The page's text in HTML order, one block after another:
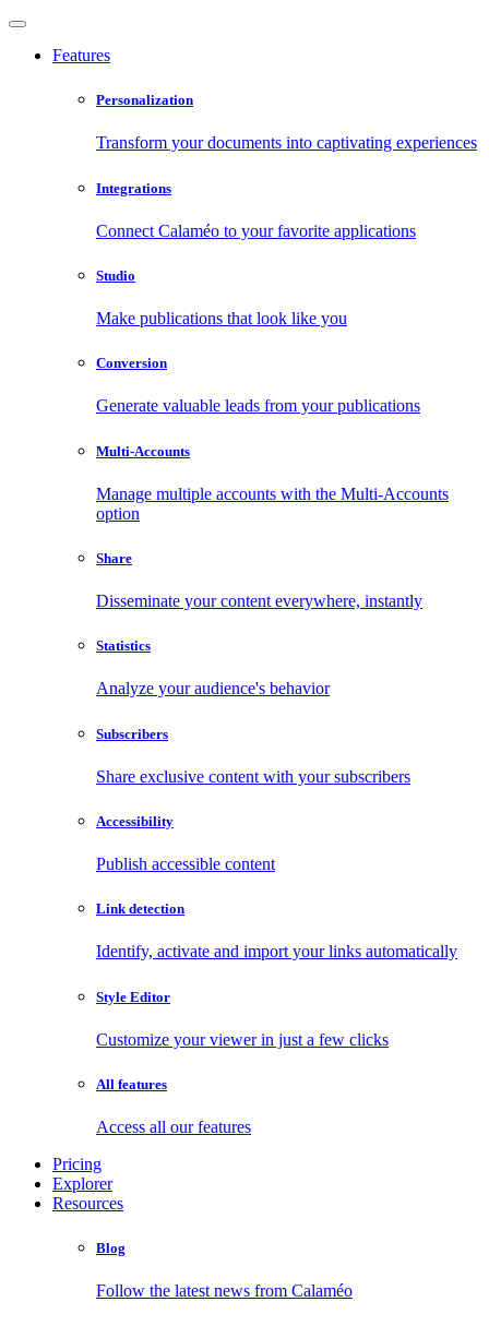
Features
Personalization
Transform your documents into captivating experiences
Integrations
Connect Calaméo to your favorite applications
Studio
Make publications that look like you
Conversion
Generate valuable leads from your publications
Multi-Accounts
Manage multiple accounts with the Multi-Accounts
option
Share
Disseminate your content everywhere, instantly
Statistics
Analyze your audience's behavior
Subscribers
Share exclusive content with your subscribers
Accessibility
Publish accessible content
Link detection
Identify, activate and import your links automatically
Style Editor
Customize your viewer in just a few clicks
All features
Access all our features
Pricing
Explorer
Resources
Blog
Follow the latest news from Calaméo